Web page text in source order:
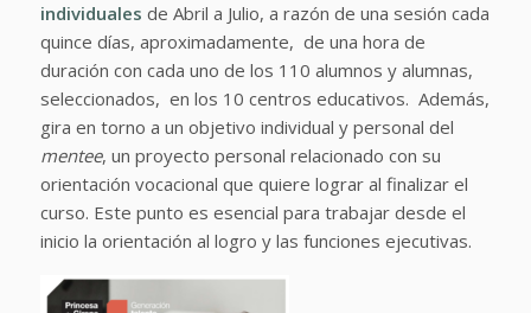
individuales de Abril a Julio, a razón de una sesión cada
quince días, aproximadamente, de una hora de
duración con cada uno de los 110 alumnos y alumnas,
seleccionados, en los 10 centros educativos. Además,
gira en torno a un objetivo individual y personal del
mentee, un proyecto personal relacionado con su
orientación vocacional que quiere lograr al finalizar el
curso. Este punto es esencial para trabajar desde el
inicio la orientación al logro y las funciones ejecutivas.